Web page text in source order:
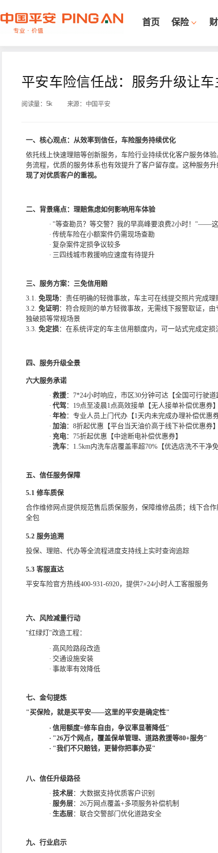
首页 保险
平安车险信任战：服务升级让
阅读量： 5k 来源： 中国平安
一、 核心观点：从效率到信任，车险服务持续优化
依托线上快速理赔等创新服务，车险行业持续优化客户服务体
务流程，优质的服务体系也有效提升了客户留存度。这种服务
现了对优质客户的重视。
二、 背景痛点：理赔焦虑如何影响用车体验
· "等查勘员？等交警？我的早高峰要浪费2小时！"——
· 传统车险在小额案件仍需现场查勘
· 复杂案件定损争议较多
· 三四线城市救援响应速度有待提升
三、 服务方案：三免信用赔
3.1. 免现场：责任明确的轻微事故，车主可在线提交照片完成
3.2. 免证明 ：符合规则的单方轻微事故，无需线下报警取证，
独破损等常规场景
3.3. 免定损 ：在系统评定的车主信用额度内，可一站式完成定
四、 服务升级全景
六大服务承诺
· 救援： 7*24小时响应，市区30分钟可达【全国可行驶道
· 代驾： 19点至凌晨1点高效接单【无人接单补偿优惠券
· 年检：专业人员上门代办【1天内未完成办理补偿优惠
· 加油： 8折起优惠【平台当天油价高于线下补偿优惠券
· 充电： 75折起优惠【中途断电补偿优惠券】
· 洗车： 1.5km内洗车店覆盖率超70%【优选店洗不干净
五、 信任服务保障
5.1 修车质保
合作维修网点提供规范售后质保服务，保障维修品质；线下合
全包
5.2 服务追溯
投保、理赔、代办等全流程进度支持线上实时查询追踪
5.3 客服直达
平安车险官方热线400-931-6920，提供7×24小时人工客服服务
六、 风险减量行动
"红绿灯"改造工程：
· 高风险路段改造
· 交通设施安装
· 事故率有效降低
七、 金句提炼
"买保险，就是买平安——这里的平安是确定性"
· 信用额度=修车自由，争议率显著降低"
· "26万个网点，覆盖保单管理、道路救援等80+服务"
· "我们不只赔钱，更替你把事办妥"
八、 信任升级路径
· 技术层：大数据支持优质客户识别
· 服务层： 26万网点覆盖+多项服务补偿机制
· 生态层：联合交警部门优化道路安全
九、 行业启示